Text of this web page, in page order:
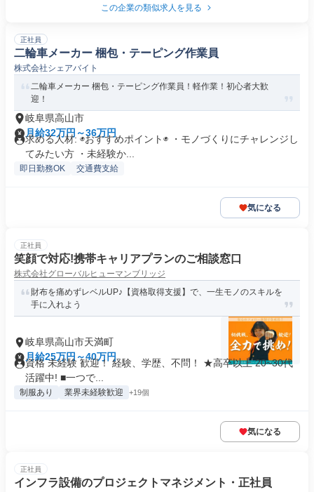
この企業の類似求人を見る
正社員
二輪車メーカー 梱包・テーピング作業員
株式会社シェアバイト
二輪車メーカー 梱包・テーピング作業員！軽作業！初心者大歓
迎！
岐阜県高山市
月給32万円～36万円
求める人材: ◉おすすめポイント◉ ・モノづくりにチャレンジし
てみたい方 ・未経験か...
即日勤務OK 交通費支給
気になる
正社員
笑顔で対応!携帯キャリアプランのご相談窓口
株式会社グローバルヒューマンブリッジ
財布を痛めずレベルUP♪【資格取得支援】で、一生モノのスキルを
手に入れよう
岐阜県高山市天満町
月給25万円～40万円
資格 未経験 歓迎！ 経験、学歴、不問！ ★高卒以上 20~30代
活躍中! ■一つで...
制服あり 業界未経験歓迎 +19個
気になる
正社員
インフラ設備のプロジェクトマネジメント・正社員